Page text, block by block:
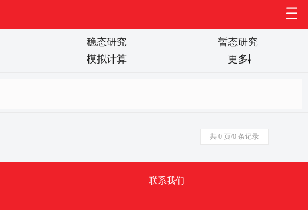
稳态研究
暂态研究
模拟计算 更多
共 0 页/0 条记录
联系我们